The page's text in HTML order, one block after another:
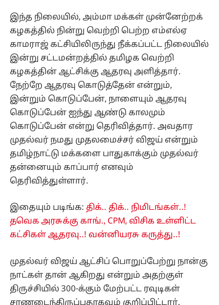
இந்த நிலையில், அம்மா மக்கள் முன்னேற்றக்
கழகத்தில் நின்று வெற்றி பெற்ற எம்எல்ஏ
காமராஜ் கட்சியிலிருந்து நீக்கப்பட்ட நிலையில்
இன்று சட்டமன்றத்தில் தமிழக வெற்றி
கழகத்தின் ஆட்சிக்கு ஆதரவு அளித்தார்.
நேற்றே ஆதரவு கொடுத்தேன் என்றும்,
இன்றும் கொடுப்பேன், நாளையும் ஆதரவு
கொடுப்பேன் ஐந்து ஆண்டு காலமும்
கொடுப்பேன் என்று தெரிவித்தார். அவதார
முதல்வர் நமது முதலமைச்சர் விஜய் என்றும்
தமிழ்நாட்டு மக்களை பாதுகாக்கும் முதல்வர்
தன்னையும் காப்பார் எனவும்
தெரிவித்துள்ளார்.
இதையும் படிங்க: திக்.. திக்.. நிமிடங்கள்..!
தவெக அரசுக்கு காங்., CPM, விசிக உள்ளிட்ட
கட்சிகள் ஆதரவு..! வன்னியரசு கருத்து..!
முதல்வர் விஜய் ஆட்சிப் பொறுப்பேற்று நான்கு
நாட்கள் தான் ஆகிறது என்றும் அதற்குள்
திருச்சியில் 300-க்கும் மேற்பட்ட ரவுடிகள்
சரணடைந்திருப்பதாகவும் குறிப்பிட்டார்.